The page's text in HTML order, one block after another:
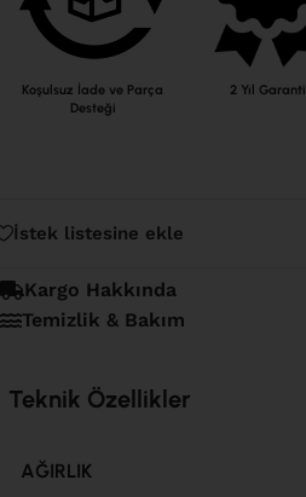
Koşulsuz İade ve Parça
Desteği
2 Yıl Garanti
İstek listesine ekle
Kargo Hakkında
Temizlik & Bakım
Teknik Özellikler
AĞIRLIK